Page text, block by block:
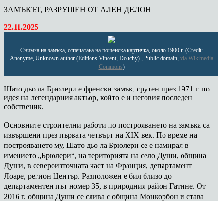
ЗАМЪКЪТ, РАЗРУШЕН ОТ АЛЕН ДЕЛОН
22.11.2025
Снимка на замъка, отпечатана на пощенска картичка, около 1900 г. (Credit:
Anonyme, Unknown author (Éditions Vincent, Douchy)., Public domain, via Wikimedia
Commons)
Шато дьо ла Брюлери е френски замък, срутен през 1971 г. по
идея на легендарния актьор, който е и неговия последен
собственик.
Основните строителни работи по построяването на замъка са
извършени през първата четвърт на XIX век. По време на
построяването му, Шато дьо ла Брюлери се е намирал в
имението „Брюлери“, на територията на село Души, община
Души, в североизточната част на Франция, департамент
Лоаре, регион Център. Разположен е бил близо до
департаментен път номер 35, в природния район Гатине. От
2016 г. община Души се слива с община Монкорбон и става